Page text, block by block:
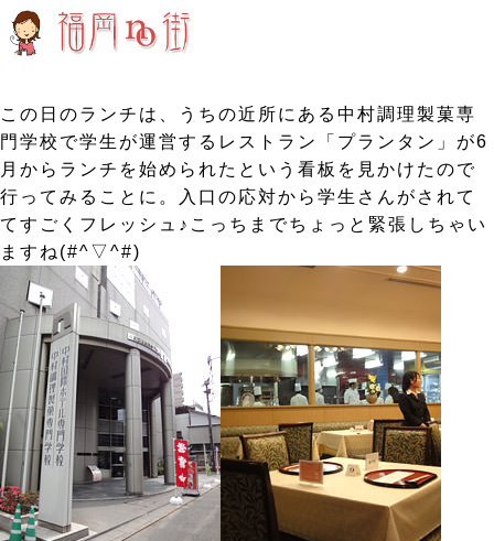
この日のランチは、うちの近所にある中村調理製菓専
門学校で学生が運営するレストラン「プランタン」が6
月からランチを始められたという看板を見かけたので
行ってみることに。入口の応対から学生さんがされて
てすごくフレッシュ♪こっちまでちょっと緊張しちゃい
ますね(#^▽^#)